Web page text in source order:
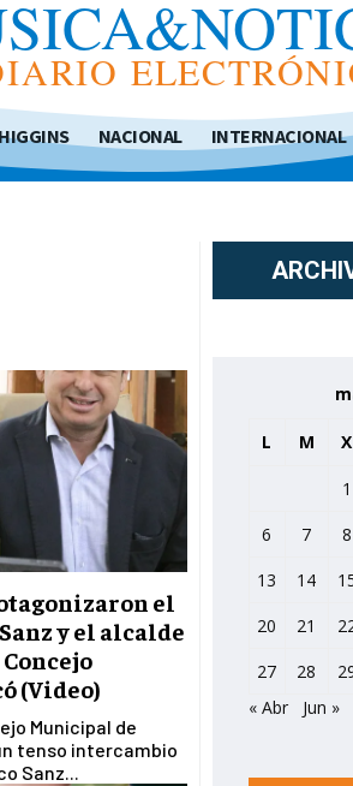
NACIONAL INTERNACIONAL
el
y el alcalde
(Video)
Municipal de
tenso intercambio
Sanz...
L M X
1
6
7 8
13
14
20
21
27
28
« Abr
Jun »